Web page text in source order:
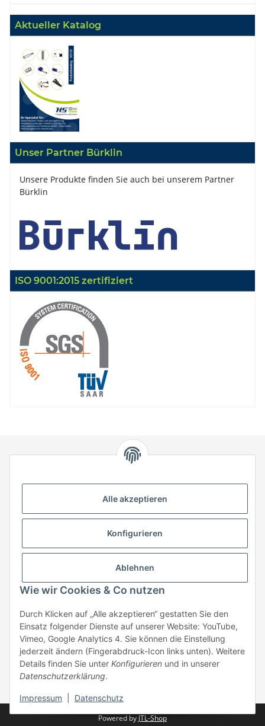
Aktueller Katalog
Unser Partner Bürklin
Unsere Produkte finden Sie auch bei unserem Partner
Bürklin
ISO 9001:2015 zertifiziert
74538 Rosengarten-Uttenhofen
Telefon: +49 (0) 7907 943 690
Fax: +49 (0) 7907 942 0222
Mail:info@hstronic-gmbh.de
Beratung:+49 (0) 7907 943690
Anfragen oder Muster anfordern:
info@hstronic-gmbh.de
* Alle Preise zzgl. gesetzlicher USt., zzgl.
Powered by JTL-Shop
Alle akzeptieren
Konfigurieren
Ablehnen
Wie wir Cookies & Co nutzen
Durch Klicken auf „Alle akzeptieren“ gestatten Sie den
Einsatz folgender Dienste auf unserer Website: YouTube,
Vimeo, Google Analytics 4. Sie können die Einstellung
jederzeit ändern (Fingerabdruck-Icon links unten). Weitere
Details finden Sie unter Konfigurieren und in unserer
Datenschutzerklärung.
Impressum Datenschutz